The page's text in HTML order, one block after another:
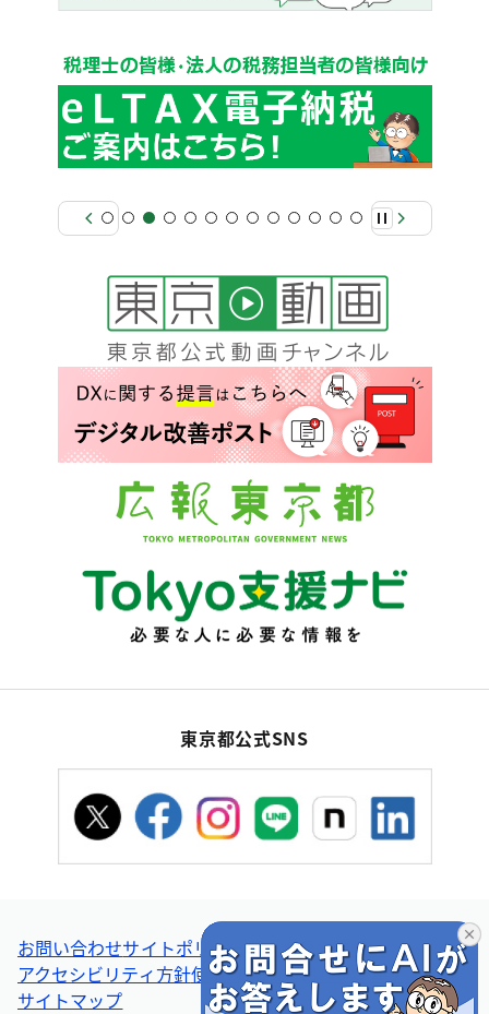
東京都公式SNS
お問い合わせサイトポリシー個人情報の取扱い
アクセシビリティ方針使い方ヘルプ
リンク集・その他
サイトマップ